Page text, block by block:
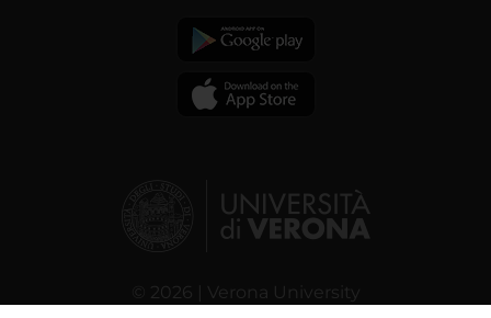
© 2026 | Verona University